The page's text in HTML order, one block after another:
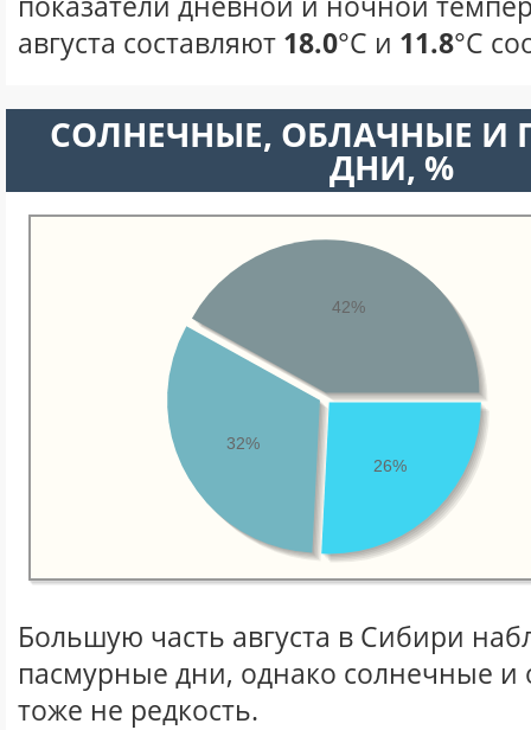
августа составляют 18.0°С и 11.8°С
CОЛНЕЧНЫЕ, ОБЛАЧНЫЕ И
ДНИ, %
26%
32%
42%
Большую часть августа в Сибири
пасмурные дни, однако солнечные
тоже не редкость.